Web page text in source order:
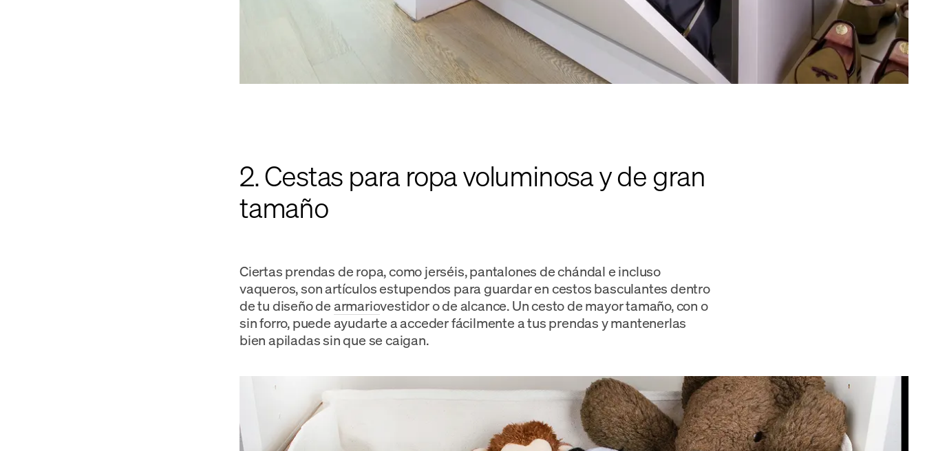
2. Cestas para ropa voluminosa y de gran
tamaño
Ciertas prendas de ropa, como jerséis, pantalones de chándal e incluso
vaqueros, son artículos estupendos para guardar en cestos basculantes dentro
de tu diseño dearmariovestidor o de alcance. Un cesto de mayor tamaño, con o
sin forro, puede ayudarte a acceder fácilmente a tus prendas y mantenerlas
bien apiladas sin que se caigan.